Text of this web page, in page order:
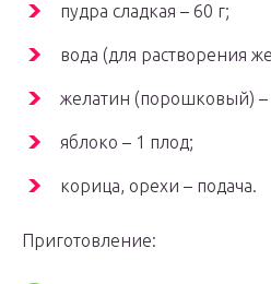
пудра сладкая – 60 г;
вода (для растворения
желатин (порошковый) –
яблоко – 1 плод;
корица, орехи – подача.
Приготовление: